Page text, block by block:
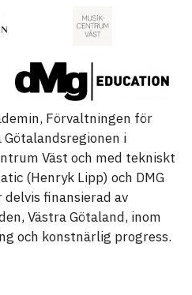
Förvaltningen för
i
Väst och med tekniskt
(Henryk Lipp) och DMG
finansierad av
Västra Götaland, inom
och konstnärlig progress.